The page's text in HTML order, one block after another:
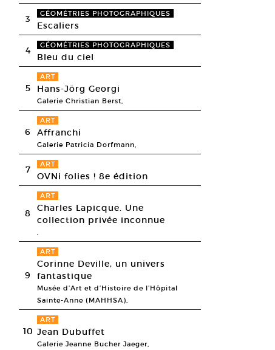
3 GÉOMÉTRIES PHOTOGRAPHIQUES
Escaliers
4 GÉOMÉTRIES PHOTOGRAPHIQUES
Bleu du ciel
5
ART
Hans-Jörg Georgi
Galerie Christian Berst,
6
ART
Affranchi
Galerie Patricia Dorfmann,
7 ART
OVNi folies ! 8e édition
8
ART
Charles Lapicque. Une
collection privée inconnue
,
9
ART
Corinne Deville, un univers
fantastique
Musée d’Art et d’Histoire de l’Hôpital
Sainte-Anne (MAHHSA),
10
ART
Jean Dubuffet
Galerie Jeanne Bucher Jaeger,